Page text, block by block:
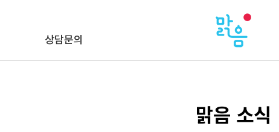
상담문의
맑음 소식